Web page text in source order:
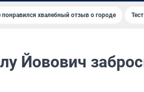
понравился хвалебный отзыв о городе
Йовович